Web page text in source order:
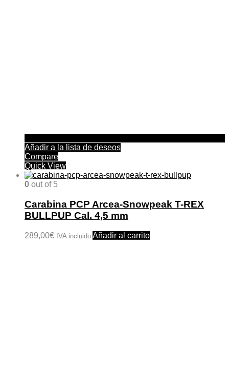
Añadir a la lista de deseos
Compare
Quick View
0 out of 5
Carabina PCP Arcea-Snowpeak T-REX
BULLPUP Cal. 4,5 mm
289,00€ IVA incluido Añadir al carrito